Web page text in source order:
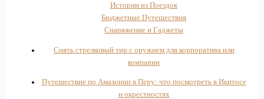
Истории из Поездок
Бюджетные Путешествия
Снаряжение и Гаджеты
Снять стрелковый тир с оружием для корпоратива или
компании
Путешествие по Амазонии в Перу: что посмотреть в Икитосе
и окрестностях